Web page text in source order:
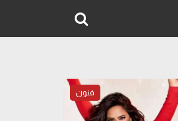
فنون